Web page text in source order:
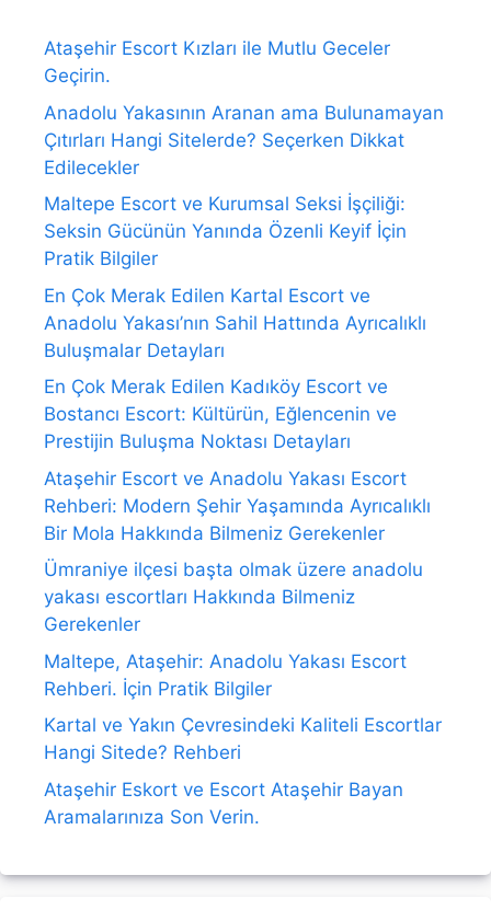
Ataşehir Escort Kızları ile Mutlu Geceler
Geçirin.
Anadolu Yakasının Aranan ama Bulunamayan
Çıtırları Hangi Sitelerde? Seçerken Dikkat
Edilecekler
Maltepe Escort ve Kurumsal Seksi İşçiliği:
Seksin Gücünün Yanında Özenli Keyif İçin
Pratik Bilgiler
En Çok Merak Edilen Kartal Escort ve
Anadolu Yakası’nın Sahil Hattında Ayrıcalıklı
Buluşmalar Detayları
En Çok Merak Edilen Kadıköy Escort ve
Bostancı Escort: Kültürün, Eğlencenin ve
Prestijin Buluşma Noktası Detayları
Ataşehir Escort ve Anadolu Yakası Escort
Rehberi: Modern Şehir Yaşamında Ayrıcalıklı
Bir Mola Hakkında Bilmeniz Gerekenler
Ümraniye ilçesi başta olmak üzere anadolu
yakası escortları Hakkında Bilmeniz
Gerekenler
Maltepe, Ataşehir: Anadolu Yakası Escort
Rehberi. İçin Pratik Bilgiler
Kartal ve Yakın Çevresindeki Kaliteli Escortlar
Hangi Sitede? Rehberi
Ataşehir Eskort ve Escort Ataşehir Bayan
Aramalarınıza Son Verin.